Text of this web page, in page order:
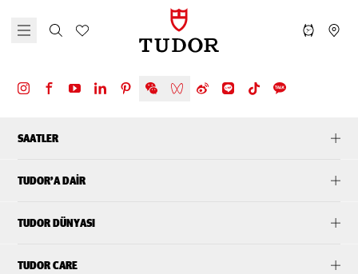
SAATLER
TUDOR’A DAIR
TUDOR DÜNYASI
TUDOR CARE